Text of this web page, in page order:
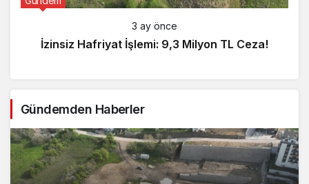
3 ay önce
İzinsiz Hafriyat İşlemi: 9,3 Milyon TL Ceza!
Gündemden Haberler